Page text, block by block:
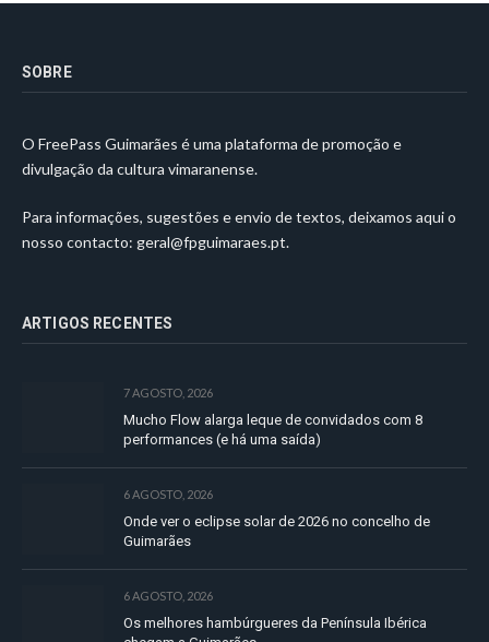
SOBRE
O FreePass Guimarães é uma plataforma de promoção e
divulgação da cultura vimaranense.
Para informações, sugestões e envio de textos, deixamos aqui o
nosso contacto: geral@fpguimaraes.pt.
ARTIGOS RECENTES
7 AGOSTO, 2026
Mucho Flow alarga leque de convidados com 8
performances (e há uma saída)
6 AGOSTO, 2026
Onde ver o eclipse solar de 2026 no concelho de
Guimarães
6 AGOSTO, 2026
Os melhores hambúrgueres da Península Ibérica